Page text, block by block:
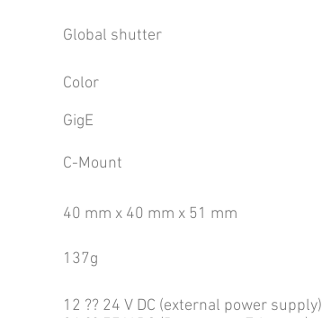
Global shutter
Color
GigE
C-Mount
40 mm x 40 mm x 51 mm
137g
12 ?? 24 V DC (external power supply)